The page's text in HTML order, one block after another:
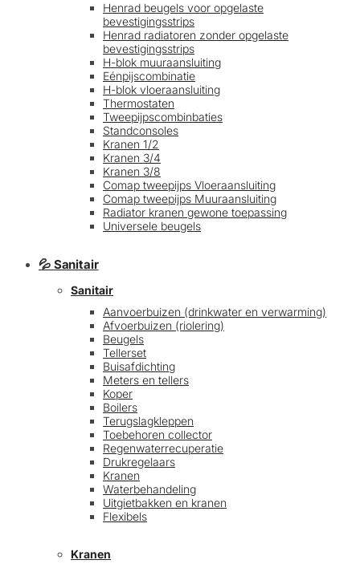
Henrad beugels voor opgelaste
bevestigingsstrips
Henrad radiatoren zonder opgelaste
bevestigingsstrips
H-blok muuraansluiting
Eénpijscombinatie
H-blok vloeraansluiting
Thermostaten
Tweepijpscombinbaties
Standconsoles
Kranen 1/2
Kranen 3/4
Kranen 3/8
Comap tweepijps Vloeraansluiting
Comap tweepijps Muuraansluiting
Radiator kranen gewone toepassing
Universele beugels
💦 Sanitair
Sanitair
Aanvoerbuizen (drinkwater en verwarming)
Afvoerbuizen (riolering)
Beugels
Tellerset
Buisafdichting
Meters en tellers
Koper
Boilers
Terugslagkleppen
Toebehoren collector
Regenwaterrecuperatie
Drukregelaars
Kranen
Waterbehandeling
Uitgietbakken en kranen
Flexibels
Kranen